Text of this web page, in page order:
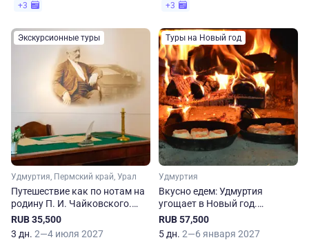
+3 +3
Экскурсионные туры
Удмуртия, Пермский край, Урал
Путешествие как по нотам на
родину П. И. Чайковского.
Ижевск — Воткинск —
Чайковский
RUB 35,500
3 дн. 2—4 июля 2027
Туры на Новый год
Удмуртия
Вкусно едем: Удмуртия
угощает в Новый год.
Расширенная программа
RUB 57,500
5 дн. 2—6 января 2027